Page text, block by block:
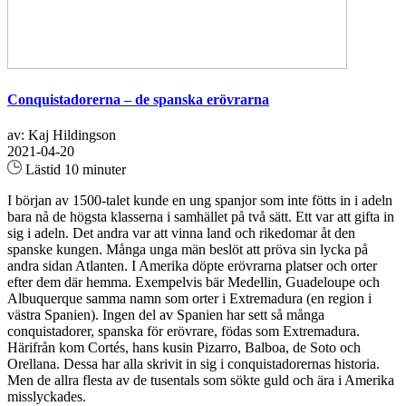
Conquistadorerna – de spanska erövrarna
av: Kaj Hildingson
2021-04-20
Lästid 10 minuter
I början av 1500-talet kunde en ung spanjor som inte fötts in i adeln
bara nå de högsta klasserna i samhället på två sätt. Ett var att gifta in
sig i adeln. Det andra var att vinna land och rikedomar åt den
spanske kungen. Många unga män beslöt att pröva sin lycka på
andra sidan Atlanten. I Amerika döpte erövrarna platser och orter
efter dem där hemma. Exempelvis bär Medellin, Guadeloupe och
Albuquerque samma namn som orter i Extremadura (en region i
västra Spanien). Ingen del av Spanien har sett så många
conquistadorer, spanska för erövrare, födas som Extremadura.
Härifrån kom Cortés, hans kusin Pizarro, Balboa, de Soto och
Orellana. Dessa har alla skrivit in sig i conquistadorernas historia.
Men de allra flesta av de tusentals som sökte guld och ära i Amerika
misslyckades.